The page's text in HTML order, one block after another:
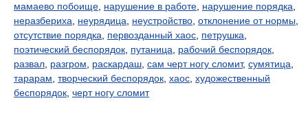
мамаево побоище нарушение в работе нарушение порядка
неразбериха
неурядица неустройство отклонение от нормы
отсутствие порядка
первозданный хаос петрушка
поэтический беспорядок путаница рабочий беспорядок
развал разгром раскардаш сам черт ногу сломит, сумятица
тарарам творческий беспорядок хаос художественный
беспорядок черт ногу сломит